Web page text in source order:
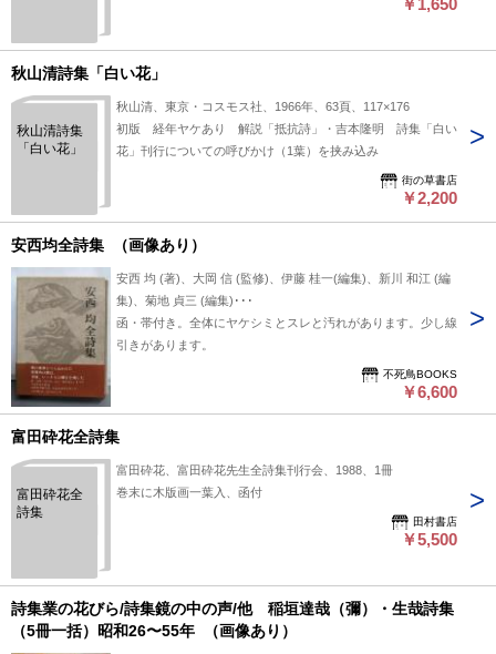
￥1,650
秋山清詩集「白い花」
秋山清詩集
「白い花」
秋山清、東京・コスモス社、1966年、63頁、117×176
初版 経年ヤケあり 解説「抵抗詩」・吉本隆明 詩集「白い
花」刊行についての呼びかけ（1葉）を挟み込み
街の草書店
￥2,200
安西均全詩集 （画像あり）
安西 均 (著)、大岡 信 (監修)、伊藤 桂一(編集)、新川 和江 (編
集)、菊地 貞三 (編集)･･･
函・帯付き。全体にヤケシミとスレと汚れがあります。少し線
引きがあります。
不死鳥BOOKS
￥6,600
富田砕花全詩集
富田砕花全
詩集
富田砕花、富田砕花先生全詩集刊行会、1988、1冊
巻末に木版画一葉入、函付
田村書店
￥5,500
詩集業の花びら/詩集鏡の中の声/他 稲垣達哉（彌）・生哉詩集
（5冊一括）昭和26〜55年 （画像あり）